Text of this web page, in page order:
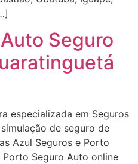
Seguro
especializada em Seguros
de seguro de
Azul Seguros e Porto
Seguro Auto online